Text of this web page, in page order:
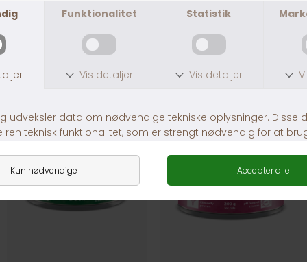
Leonardo Vådfoder Kylling
DKK 12,00